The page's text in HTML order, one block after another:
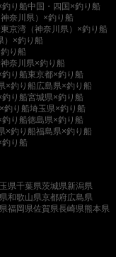
り船中国・四国×釣り船
奈川県）×釣り船
東京湾（神奈川県）×釣り船
）×釣り船
り船
神奈川県×釣り船
り船東京都×釣り船
×釣り船広島県×釣り船
り船宮城県×釣り船
釣り船埼玉県×釣り船
釣り船徳島県×釣り船
×釣り船福島県×釣り船
り船
県千葉県茨城県新潟県
和歌山県京都府広島県
福岡県佐賀県長崎県熊本県